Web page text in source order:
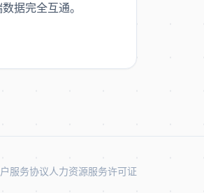
据完全互通。
服务协议 人力资源服务许可证